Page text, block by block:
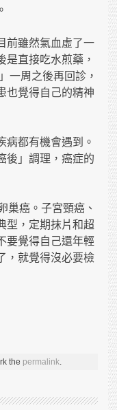
前雖然氣血虛了一
是直接吃水煎藥，
一周之後再回診，
也覺得自己的精神
病都有機會遇到。
後」調理，癌症的
巢癌。子宮頸癌、
型，定期抹片和超
要覺得自己還年輕
，就覺得沒必要檢
the permalink.